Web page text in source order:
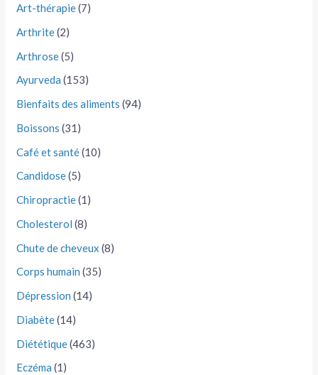
Art-thérapie(7)
Arthrite(2)
Arthrose(5)
Ayurveda (153)
Bienfaits des aliments (94)
Boissons (31)
Café et santé(10)
Candidose(5)
Chiropractie(1)
Cholesterol (8)
Chute de cheveux (8)
Corps humain (35)
Dépression (14)
Diabète(14)
Diététique(463)
Eczéma (1)